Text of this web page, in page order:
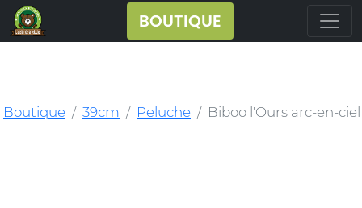
BOUTIQUE
Boutique 39cm Peluche Biboo l'Ours arc-en-ciel